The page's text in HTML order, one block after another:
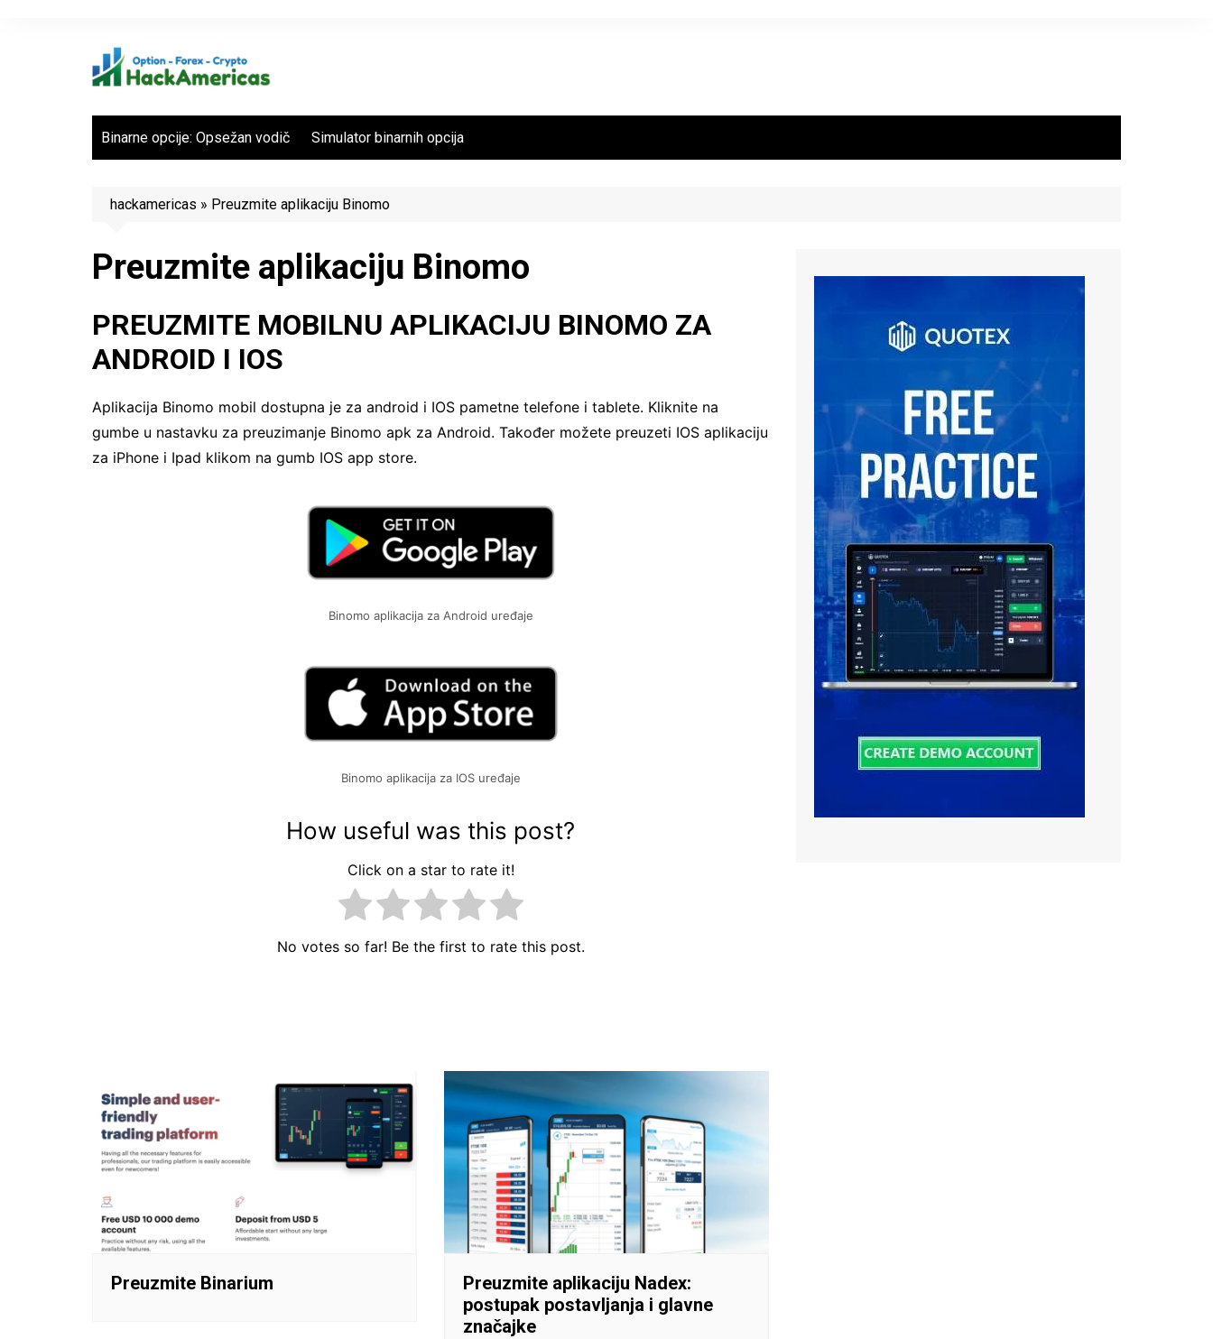
Binarne opcije: Opsežan vodič Simulator binarnih opcija
hackamericas » Preuzmite aplikaciju Binomo
Preuzmite aplikaciju Binomo
PREUZMITE MOBILNU APLIKACIJU BINOMO ZA
ANDROID I IOS
Aplikacija Binomo mobil dostupna je za android i IOS pametne telefone i tablete. Kliknite na
gumbe u nastavku za preuzimanje Binomo apk za Android. Također možete preuzeti IOS aplikaciju
za iPhone i Ipad klikom na gumb IOS app store.
Binomo aplikacija za Android uređaje
Binomo aplikacija za IOS uređaje
How useful was this post?
Click on a star to rate it!
No votes so far! Be the first to rate this post.
Preuzmite Binarium
Preuzmite aplikaciju Nadex:
postupak postavljanja i glavne
značajke